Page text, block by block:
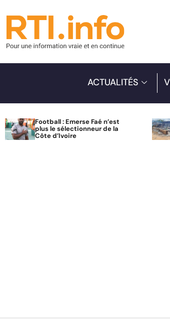
ACTUALITÉS
Football : Emerse Faé n’est
plus le sélectionneur de la
Côte d’Ivoire